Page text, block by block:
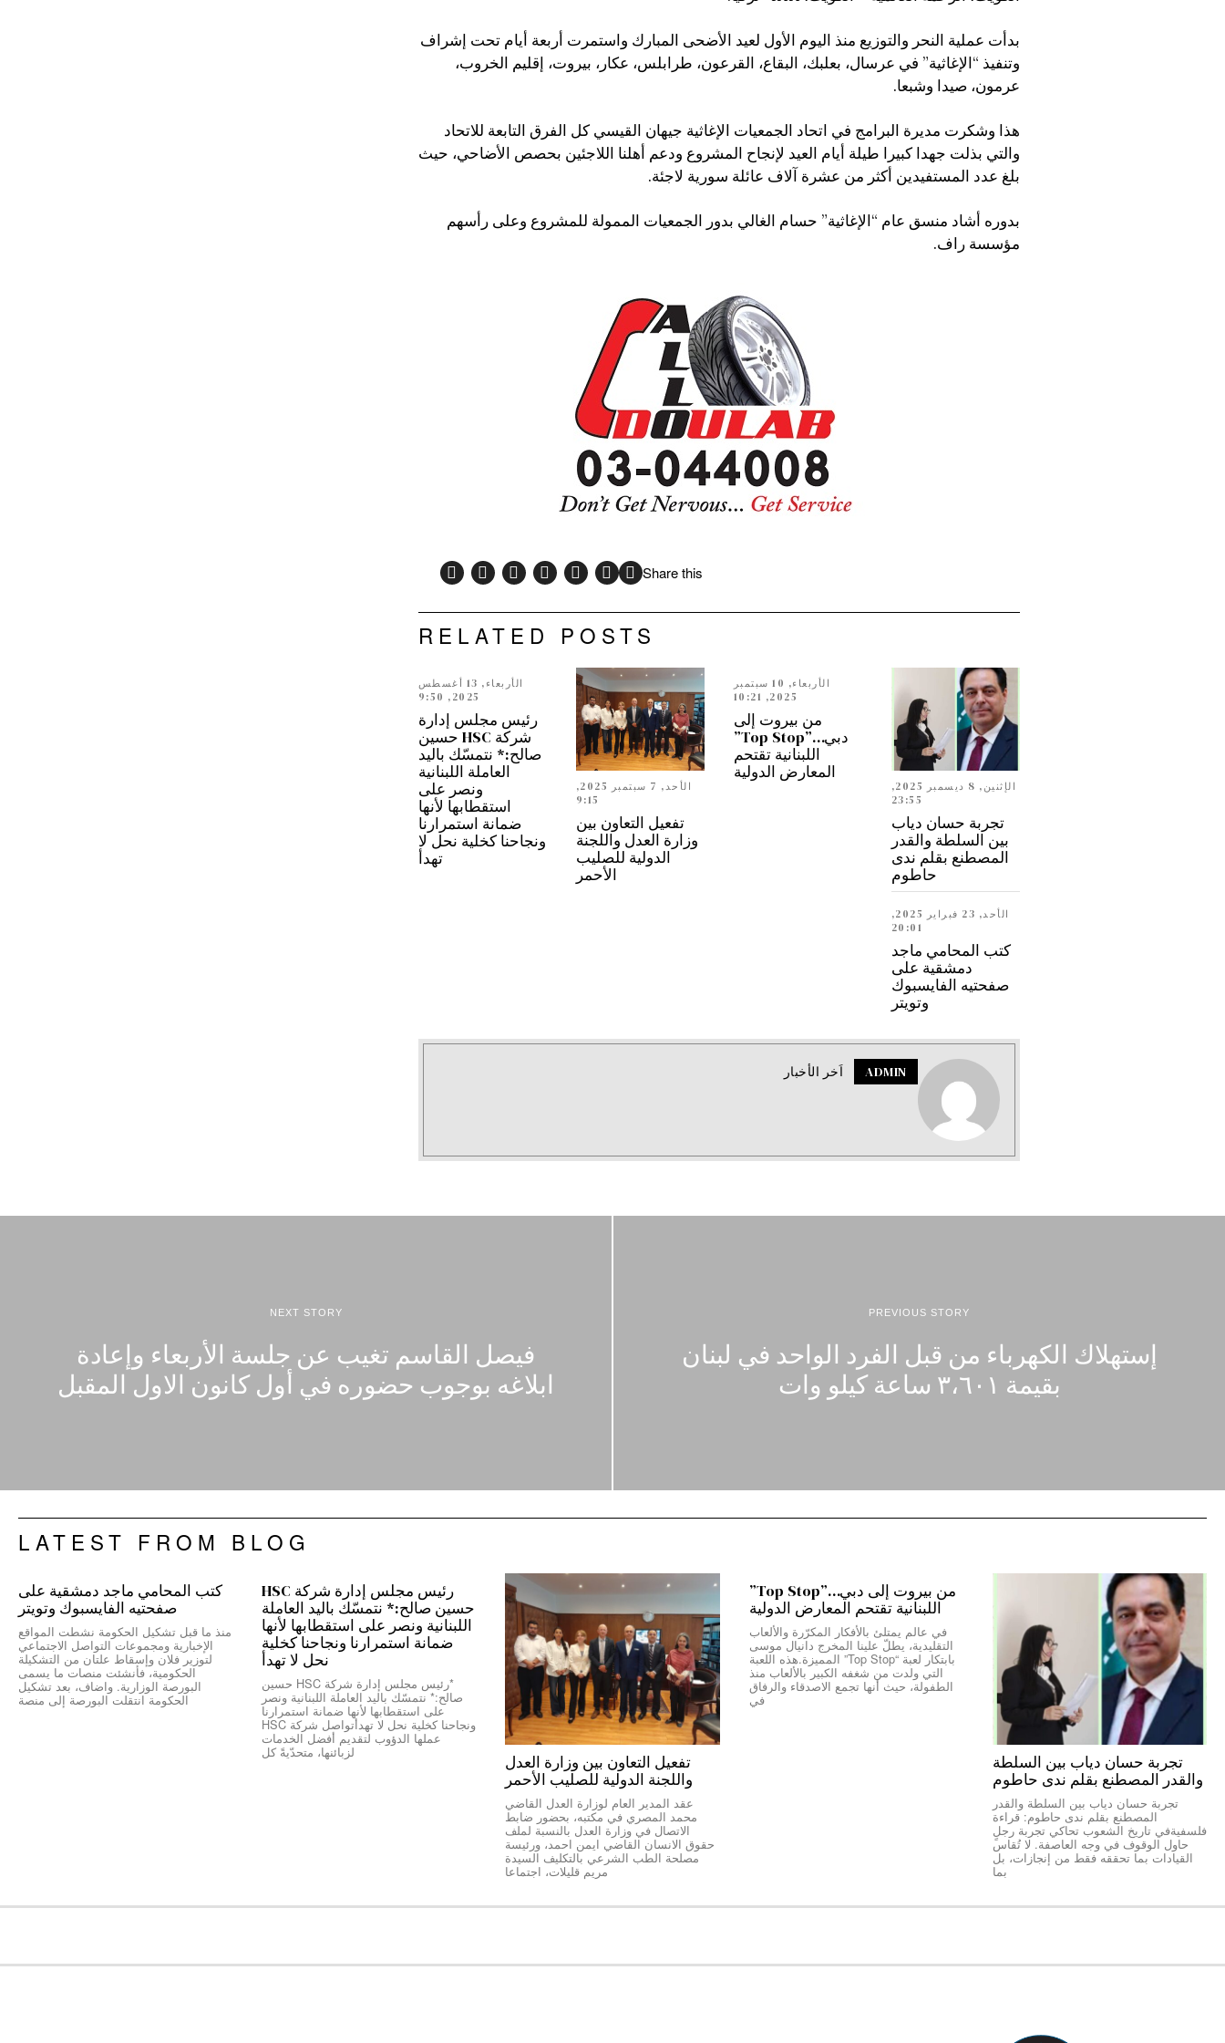
بدأت عملية النحر والتوزيع منذ اليوم الأول لعيد الأضحى المبارك واستمرت أربعة أيام تحت إشراف
وتنفيذ “الإغاثية” في عرسال، بعلبك، البقاع، القرعون، طرابلس، عكار، بيروت، إقليم الخروب،
عرمون، صيدا وشبعا.
هذا وشكرت مديرة البرامج في اتحاد الجمعيات الإغاثية جيهان القيسي كل الفرق التابعة للاتحاد
والتي بذلت جهدا كبيرا طيلة أيام العيد لإنجاح المشروع ودعم أهلنا اللاجئين بحصص الأضاحي، حيث
بلغ عدد المستفيدين أكثر من عشرة آلاف عائلة سورية لاجئة.
بدوره أشاد منسق عام “الإغاثية” حسام الغالي بدور الجمعيات الممولة للمشروع وعلى رأسهم
مؤسسة راف.
Share this
RELATED POSTS
الإثنين, 8 ديسمبر 2025,
23:55
تجربة حسان دياب
بين السلطة والقدر
المصطنع بقلم ندى
حاطوم
الأربعاء, 10 سبتمبر
2025, 10:21
من بيروت إلى
دبي…”Top Stop”
اللبنانية تقتحم
المعارض الدولية
الأحد, 7 سبتمبر 2025,
9:15
تفعيل التعاون بين
وزارة العدل واللجنة
الدولية للصليب
الأحمر
الأربعاء, 13 أغسطس
2025, 9:50
رئيس مجلس إدارة
شركة HSC حسين
صالح:* نتمسّك باليد
العاملة اللبنانية
ونصر على
استقطابها لأنها
ضمانة استمرارنا
ونجاحنا كخلية نحل لا
تهدأ
الأحد, 23 فبراير 2025,
20:01
كتب المحامي ماجد
دمشقية على
صفحتيه الفايسبوك
وتويتر
ADMIN اَخر الأخبار
PREVIOUS STORY
إستھلاك الكھرباء من قبل الفرد الواحد في لبنان
بقيمة ٣،٦٠١ ساعة كيلو وات
NEXT STORY
فيصل القاسم تغيب عن جلسة الأربعاء وإعادة
ابلاغه بوجوب حضوره في أول كانون الاول المقبل
LATEST FROM BLOG
تجربة حسان دياب بين السلطة
والقدر المصطنع بقلم ندى حاطوم
تجربة حسان دياب بين السلطة والقدر
المصطنع بقلم ندى حاطوم: قراءة
فلسفيةفي تاريخ الشعوب تحاكي تجربة رجلٍ
حاول الوقوف في وجه العاصفة. لا تُقاس
القيادات بما تحققه فقط من إنجازات، بل
بما
من بيروت إلى دبي…”Top Stop”
اللبنانية تقتحم المعارض الدولية
في عالم يمتلئ بالأفكار المكرّرة والألعاب
التقليدية، يطلّ علينا المخرج دانيال موسى
بابتكار لعبة “Top Stop” المميزة.هذه اللعبة
التي ولدت من شغفه الكبير بالألعاب منذ
الطفولة، حيث أنها تجمع الاصدقاء والرفاق
في
تفعيل التعاون بين وزارة العدل
واللجنة الدولية للصليب الأحمر
عقد المدير العام لوزارة العدل القاضي
محمد المصري في مكتبه، بحضور ضابط
الاتصال في وزارة العدل بالنسبة لملف
حقوق الانسان القاضي ايمن احمد، ورئيسة
مصلحة الطب الشرعي بالتكليف السيدة
مريم قليلات، اجتماعا
رئيس مجلس إدارة شركة HSC
حسين صالح:* نتمسّك باليد العاملة
اللبنانية ونصر على استقطابها لأنها
ضمانة استمرارنا ونجاحنا كخلية
نحل لا تهدأ
*رئيس مجلس إدارة شركة HSC حسين
صالح:* نتمسّك باليد العاملة اللبنانية ونصر
على استقطابها لأنها ضمانة استمرارنا
ونجاحنا كخلية نحل لا تهدأتواصل شركة HSC
عملها الدؤوب لتقديم أفضل الخدمات
لزبائنها، متحدّيةً كل
كتب المحامي ماجد دمشقية على
صفحتيه الفايسبوك وتويتر
منذ ما قبل تشكيل الحكومة نشطت المواقع
الإخبارية ومجموعات التواصل الاجتماعي
لتوزير فلان وإسقاط علتان من التشكيلة
الحكومية، فأنشئت منصات ما يسمى
البورصة الوزارية. واضاف، بعد تشكيل
الحكومة انتقلت البورصة إلى منصة